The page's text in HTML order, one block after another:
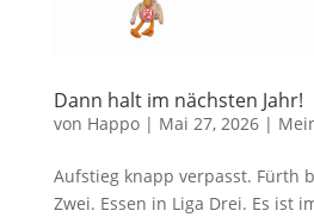
Dann halt im nächsten Jahr!
von Happo| Mai 27, 2026|
Aufstieg knapp verpasst. Fürth
Zwei. Essen in Liga Drei. Es ist